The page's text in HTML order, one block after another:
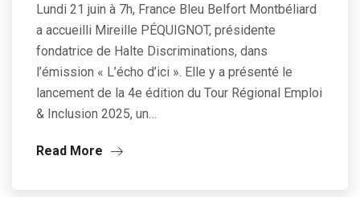
Lundi 21 juin à 7h, France Bleu Belfort Montbéliard
a accueilli Mireille PÉQUIGNOT, présidente
fondatrice de Halte Discriminations, dans
l’émission « L’écho d’ici ». Elle y a présenté le
lancement de la 4e édition du Tour Régional Emploi
& Inclusion 2025, un…
Read More